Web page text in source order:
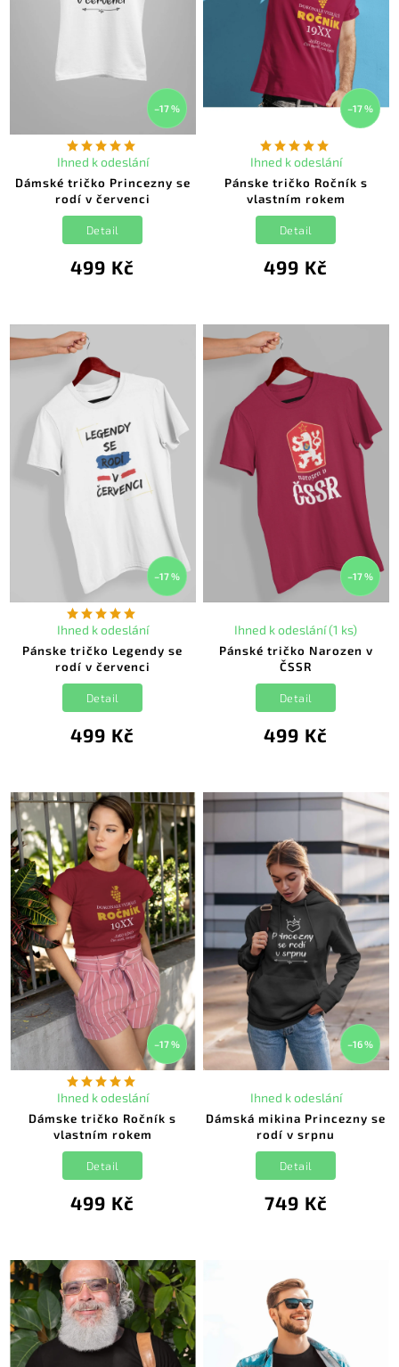
–17 %
Dámské tričko Princezny se
rodí v červenci
Ihned k odeslání
499 Kč
Detail
–17 %
Pánske tričko Ročník s
vlastním rokem
Ihned k odeslání
499 Kč
Detail
–17 %
Pánske tričko Legendy se
rodí v červenci
Ihned k odeslání
499 Kč
Detail
–17 %
Pánské tričko Narozen v
ČSSR
Ihned k odeslání (1 ks)
499 Kč
Detail
–17 %
Dámske tričko Ročník s
vlastním rokem
Ihned k odeslání
499 Kč
Detail
–16 %
Dámská mikina Princezny se
rodí v srpnu
Ihned k odeslání
749 Kč
Detail